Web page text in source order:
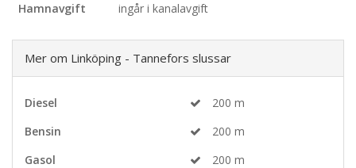
Hamnavgift
ingår i kanalavgift
Mer om Linköping - Tannefors slussar
Diesel
200 m
Bensin
200 m
Gasol
200 m